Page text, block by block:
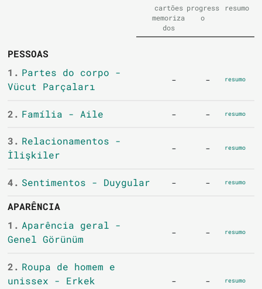
cartões
memoriza
dos
progress
o
resumo
PESSOAS
1. Partes do corpo -
Vücut Parçaları
- - resumo
2. Família - Aile - - resumo
3. Relacionamentos -
İlişkiler
- - resumo
4. Sentimentos - Duygular - - resumo
APARÊNCIA
1. Aparência geral -
Genel Görünüm
- - resumo
2. Roupa de homem e
unissex - Erkek
- - resumo